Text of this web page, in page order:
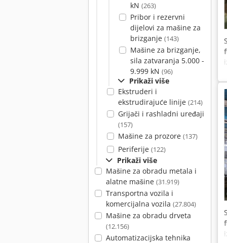
kN (263)
Pribor i rezervni
dijelovi za mašine za
brizganje (143)
Mašine za brizganje,
sila zatvaranja 5.000 -
9.999 kN (96)
Prikaži više
Ekstruderi i
ekstrudirajuće linije (214)
Grijači i rashladni uređaji
(157)
Mašine za prozore (137)
Periferije (122)
Prikaži više
Mašine za obradu metala i
alatne mašine (31.919)
Transportna vozila i
komercijalna vozila (27.804)
Mašine za obradu drveta
(12.156)
Automatizacijska tehnika